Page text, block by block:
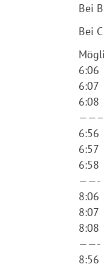
Bei
Bei
6:06
6:07
6:08
——–
6:56
6:57
6:58
——-
8:06
8:07
8:08
——-
8:56